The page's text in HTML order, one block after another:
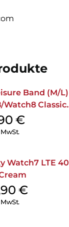
Band (M/L)
Watch8 Classic
€
Watch7 LTE 40
€